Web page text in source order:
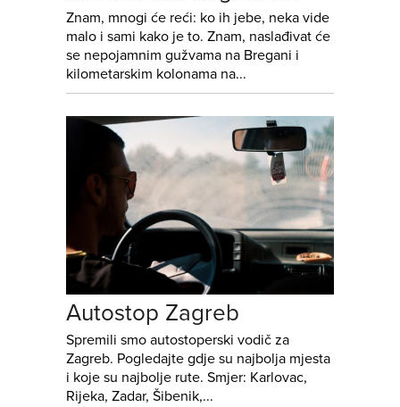
Znam, mnogi će reći: ko ih jebe, neka vide
malo i sami kako je to. Znam, naslađivat će
se nepojamnim gužvama na Bregani i
kilometarskim kolonama na...
Autostop Zagreb
Spremili smo autostoperski vodič za
Zagreb. Pogledajte gdje su najbolja mjesta
i koje su najbolje rute. Smjer: Karlovac,
Rijeka, Zadar, Šibenik,...